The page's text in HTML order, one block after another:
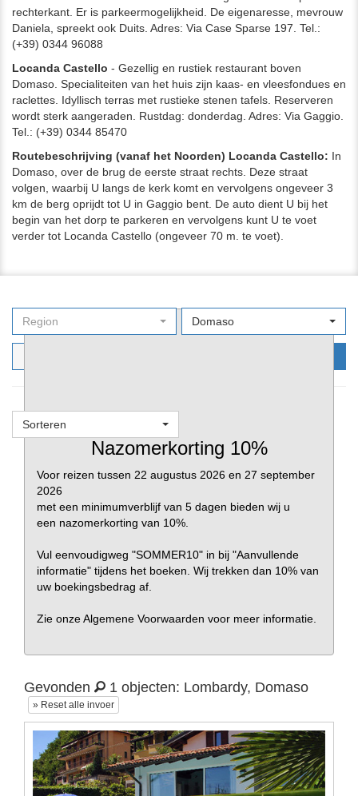
rechterkant. Er is parkeermogelijkheid. De eigenaresse, mevrouw
Daniela, spreekt ook Duits. Adres: Via Case Sparse 197. Tel.:
(+39) 0344 96088
Locanda Castello - Gezellig en rustiek restaurant boven
Domaso. Specialiteiten van het huis zijn kaas- en vleesfondues en
raclettes. Idyllisch terras met rustieke stenen tafels. Reserveren
wordt sterk aangeraden. Rustdag: donderdag. Adres: Via Gaggio.
Tel.: (+39) 0344 85470
Routebeschrijving (vanaf het Noorden) Locanda Castello: In
Domaso, over de brug de eerste straat rechts. Deze straat
volgen, waarbij U langs de kerk komt en vervolgens ongeveer 3
km de berg oprijdt tot U in Gaggio bent. De auto dient U bij het
begin van het dorp te parkeren en vervolgens kunt U te voet
verder tot Locanda Castello (ongeveer 70 m. te voet).
Region Domaso
Sorteren
Nazomerkorting 10%
Voor reizen tussen 22 augustus 2026 en 27 september
2026
met een minimumverblijf van 5 dagen bieden wij u
een nazomerkorting van 10%.
Vul eenvoudigweg "SOMMER10" in bij "Aanvullende
informatie" tijdens het boeken. Wij trekken dan 10% van
uw boekingsbedrag af.
Zie onze Algemene Voorwaarden voor meer informatie.
Gevonden 1 objecten: Lombardy, Domaso
» Reset alle invoer